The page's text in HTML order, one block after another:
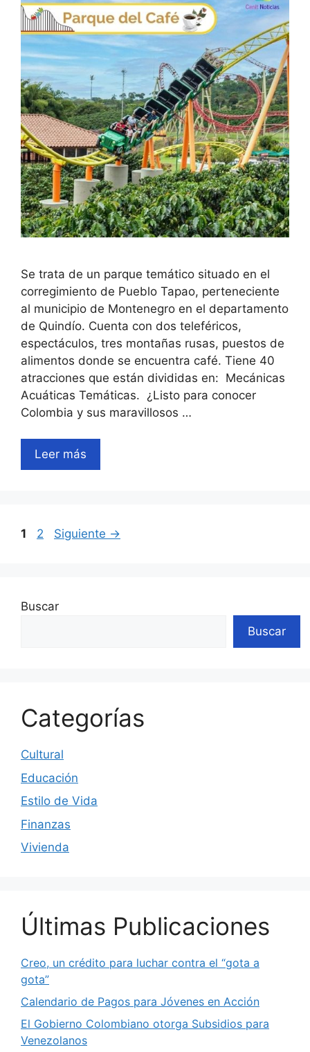
Se trata de un parque temático situado en el
corregimiento de Pueblo Tapao, perteneciente
al municipio de Montenegro en el departamento
de Quindío. Cuenta con dos teleféricos,
espectáculos, tres montañas rusas, puestos de
alimentos donde se encuentra café. Tiene 40
atracciones que están divididas en: Mecánicas
Acuáticas Temáticas. ¿Listo para conocer
Colombia y sus maravillosos …
Leer más
Página
1 Página
2 Siguiente →
Buscar
Buscar
Categorías
Cultural
Educación
Estilo de Vida
Finanzas
Vivienda
Últimas Publicaciones
Creo, un crédito para luchar contra el “gota a
gota”
Calendario de Pagos para Jóvenes en Acción
El Gobierno Colombiano otorga Subsidios para
Venezolanos